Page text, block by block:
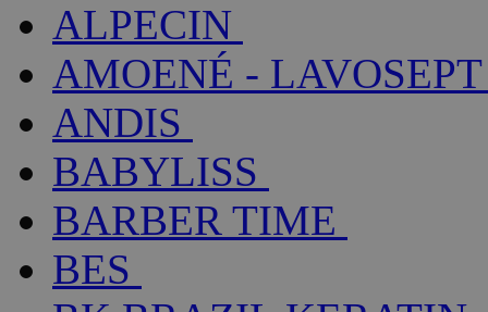
ALPECIN
AMOENÉ - LAVOSEPT
ANDIS
BABYLISS
BARBER TIME
BES